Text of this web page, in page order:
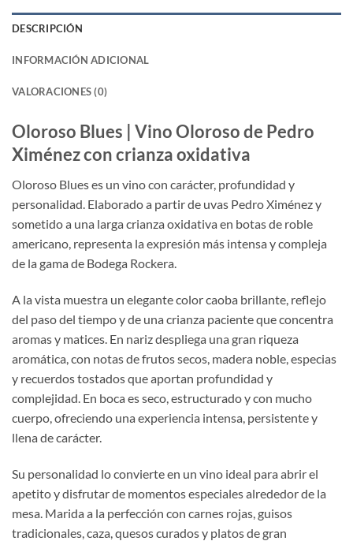
DESCRIPCIÓN
INFORMACIÓN ADICIONAL
VALORACIONES (0)
Oloroso Blues | Vino Oloroso de Pedro
Ximénez con crianza oxidativa
Oloroso Blues es un vino con carácter, profundidad y
personalidad. Elaborado a partir de uvas Pedro Ximénez y
sometido a una larga crianza oxidativa en botas de roble
americano, representa la expresión más intensa y compleja
de la gama de Bodega Rockera.
A la vista muestra un elegante color caoba brillante, reflejo
del paso del tiempo y de una crianza paciente que concentra
aromas y matices. En nariz despliega una gran riqueza
aromática, con notas de frutos secos, madera noble, especias
y recuerdos tostados que aportan profundidad y
complejidad. En boca es seco, estructurado y con mucho
cuerpo, ofreciendo una experiencia intensa, persistente y
llena de carácter.
Su personalidad lo convierte en un vino ideal para abrir el
apetito y disfrutar de momentos especiales alrededor de la
mesa. Marida a la perfección con carnes rojas, guisos
tradicionales, caza, quesos curados y platos de gran